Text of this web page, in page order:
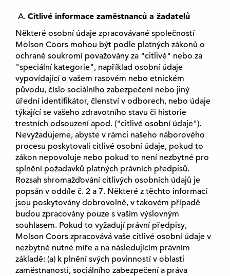
e
s
e
v
n
o
v
é
k
a
r
t
ě
)
Citlivé informace zaměstnanců a žadatelů
Některé osobní údaje zpracovávané společností
Molson Coors mohou být podle platných zákonů o
ochraně soukromí považovány za "citlivé" nebo za
"speciální kategorie", například osobní údaje
vypovídající o vašem rasovém nebo etnickém
původu, číslo sociálního zabezpečení nebo jiný
úřední identifikátor, členství v odborech, nebo údaje
týkající se vašeho zdravotního stavu či historie
trestních odsouzení apod. ("citlivé osobní údaje").
Nevyžadujeme, abyste v rámci našeho náborového
procesu poskytovali citlivé osobní údaje, pokud to
zákon nepovoluje nebo pokud to není nezbytné pro
splnění požadavků platných právních předpisů.
Rozsah shromažďování citlivých osobních údajů je
popsán v oddíle č. 2 a 7. Některé z těchto informací
jsou poskytovány dobrovolně, v takovém případě
budou zpracovány pouze s vaším výslovným
souhlasem. Pokud to vyžadují právní předpisy,
Molson Coors zpracovává vaše citlivé osobní údaje v
nezbytně nutné míře a na následujícím právním
základě: (a) k plnění svých povinností v oblasti
zaměstnanosti, sociálního zabezpečení a práva